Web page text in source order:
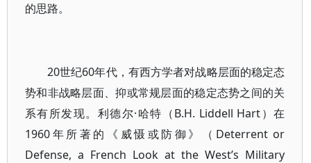
的思路。
20世纪60年代，有西方学者对战略层面的稳定态
势和非战略层面、抑或常规层面的稳定态势之间的关
系有所发现。利德尔·哈特（B.H. Liddell Hart）在
1960年所著的《威慑或防御》（Deterrent or
Defense, a French Look at the West’s Military